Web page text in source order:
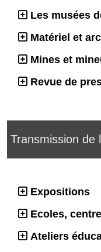
Les musées
Matériel et
Mines et
Revue de
Transmission de
Expositions
Ecoles,
Ateliers